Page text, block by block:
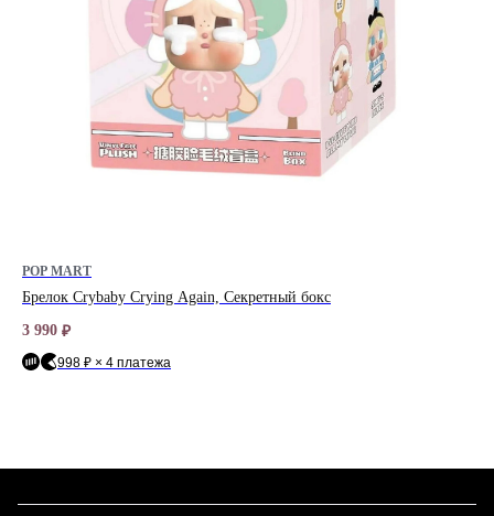
Брелок Crybaby Crying Again, Секретный бокс
POP MART
3 990 ₽
998 ₽ × 4 платежа